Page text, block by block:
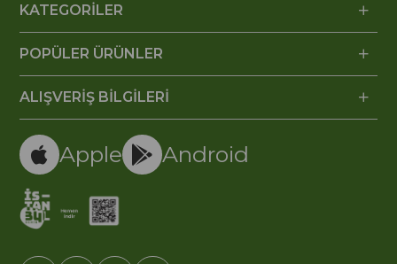
KATEGORİLER
POPÜLER ÜRÜNLER
ALIŞVERİŞ BİLGİLERİ
Apple Android